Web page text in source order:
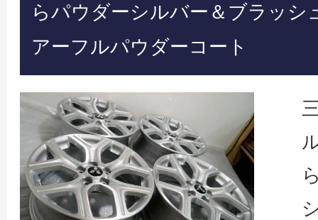
らパウダーシルバー＆ブラッ
アーフルパウダーコート